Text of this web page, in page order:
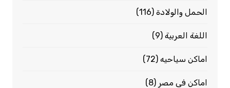
الحمل والولادة(116)
اللغة العربية(9)
اماكن سياحيه(72)
اماكن فى مصر (8)